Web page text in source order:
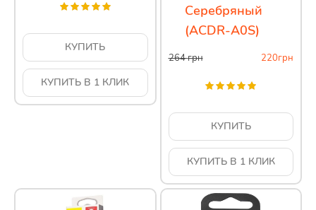
КУПИТЬ
КУПИТЬ В 1 КЛИК
Серебряный
(ACDR-A0S)
264грн 220грн
КУПИТЬ
КУПИТЬ В 1 КЛИК